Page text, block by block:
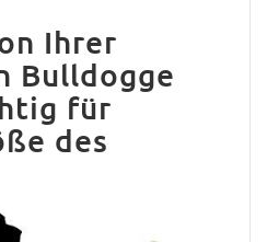
Ihrer
Bulldogge
für
des